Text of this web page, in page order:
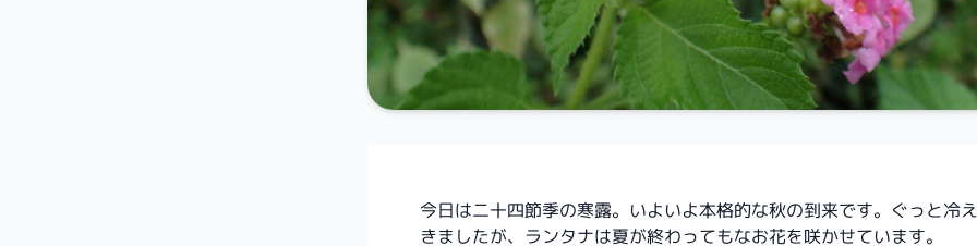
今日は二十四節季の寒露。いよいよ本格的な秋の到来です。ぐっと冷
きましたが、ランタナは夏が終わってもなお花を咲かせています。